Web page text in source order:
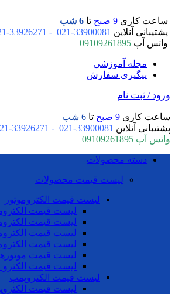
ساعت کاری 9 صبح تا 6 شب
پشتیبانی آنلاین 33900081-021
-
33926271-021
واتس آپ 09109261895
مجله آموزشی
پیگیری سفارش
ورود / ثبت نام
ساعت کاری 9 صبح تا 6 شب
پشتیبانی آنلاین 33900081-021
-
33926271-021
واتس آپ 09109261895
دسته محصولات
لیست قیمت محصولات
لیست قیمت الکتروموتور
لیست قیمت
لیست قیمت الکتروموتورهای 2.2 تا
لیست قیمت
لیست قیمت
لیست قیمت
لیست قیمت الکترو
لیست قیمت الکتروپمپ
لیست قیمت